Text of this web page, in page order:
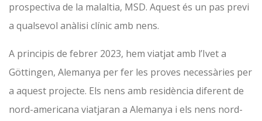
prospectiva de la malaltia, MSD. Aquest és un pas previ
a qualsevol anàlisi clínic amb nens.
A principis de febrer 2023, hem viatjat amb l’Ivet a
Göttingen, Alemanya per fer les proves necessàries per
a aquest projecte. Els nens amb residència diferent de
nord-americana viatjaran a Alemanya i els nens nord-